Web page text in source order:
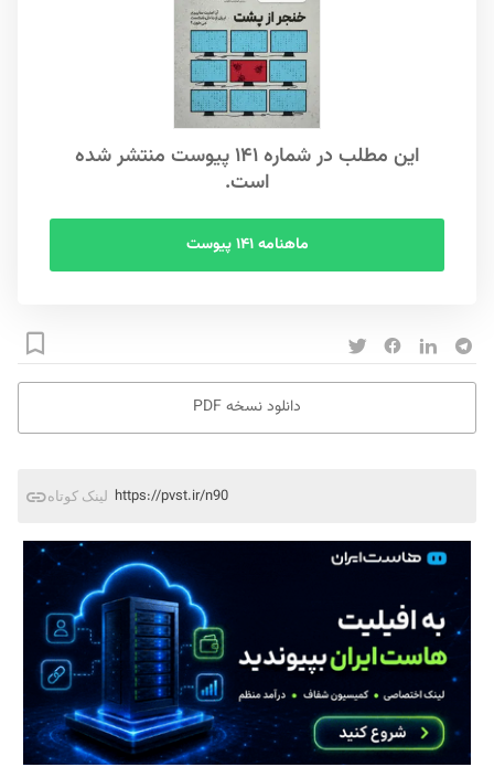
این مطلب در شماره ۱۴۱ پیوست منتشر شده
است.
ماهنامه ۱۴۱ پیوست
دانلود نسخه PDF
لینک کوتاه https://pvst.ir/n90